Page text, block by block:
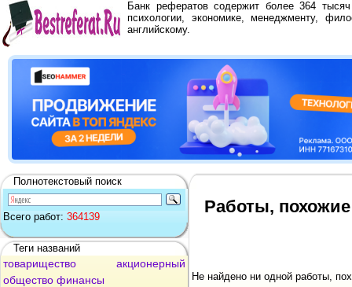
Банк рефератов содержит более 364
психологии, экономике, менеджменту,
английскому.
Полнотекстовый поиск
Всего работ: 364139
Теги названий
товарищество
акционерный
общество финансы
Работы,
Не найдено ни одной работы,